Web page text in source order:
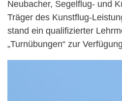
Neubacher, Segelflug- und
Träger des Kunstflug-
stand ein qualifizierter
„Turnübungen“ zur